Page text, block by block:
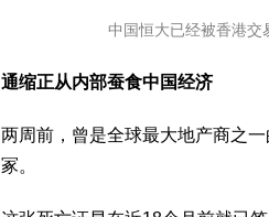
中国恒大已经被香港交
通缩正从内部蚕食中国经济
两周前，曾是全球最大地产商之
冢。